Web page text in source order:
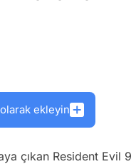
ekleyin
çıkan Resident Evil